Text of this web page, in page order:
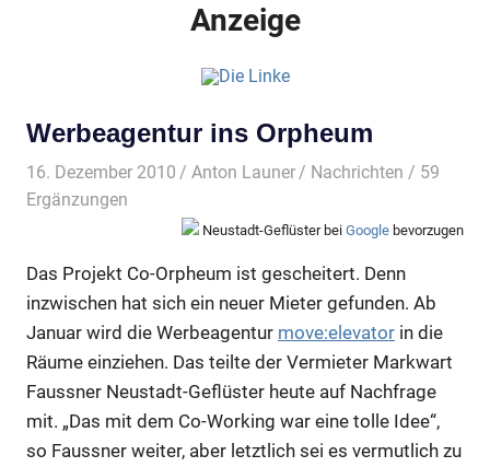
Anzeige
Werbeagentur ins Orpheum
16. Dezember 2010 Anton Launer Nachrichten / 59
Ergänzungen
Neustadt-Geflüster bei Google bevorzugen
Das Projekt Co-Orpheum ist gescheitert. Denn
inzwischen hat sich ein neuer Mieter gefunden. Ab
Januar wird die Werbeagentur move:elevator in die
Räume einziehen. Das teilte der Vermieter Markwart
Faussner Neustadt-Geflüster heute auf Nachfrage
mit. „Das mit dem Co-Working war eine tolle Idee“,
so Faussner weiter, aber letztlich sei es vermutlich zu